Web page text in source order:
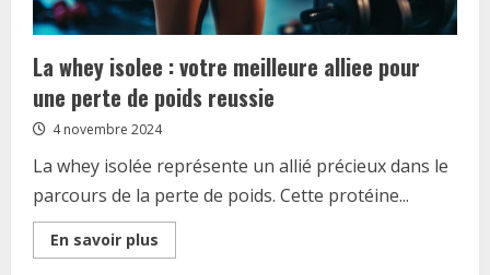
La whey isolee : votre meilleure alliee pour
une perte de poids reussie
4 novembre 2024
La whey isolée représente un allié précieux dans le
parcours de la perte de poids. Cette protéine...
En savoir plus
more